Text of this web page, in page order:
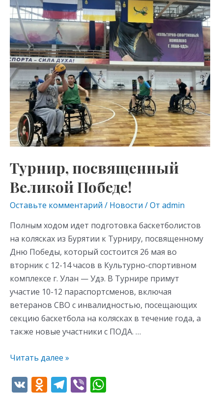
kl
as
s
ni
ki
a
m
A
p
p
Турнир, посвященный
Великой Победе!
Оставьте комментарий / Новости / От admin
Полным ходом идет подготовка баскетболистов
на колясках из Бурятии к Турниру, посвященному
Дню Победы, который состоится 26 мая во
вторник с 12-14 часов в Культурно-спортивном
комплексе г. Улан — Удэ. В Турнире примут
участие 10-12 параспортсменов, включая
ветеранов СВО с инвалидностью, посещающих
секцию баскетбола на колясках в течение года, а
также новые участники с ПОДА. …
посвященный
Великой
Победе!
Читать далее »
V O T Vi